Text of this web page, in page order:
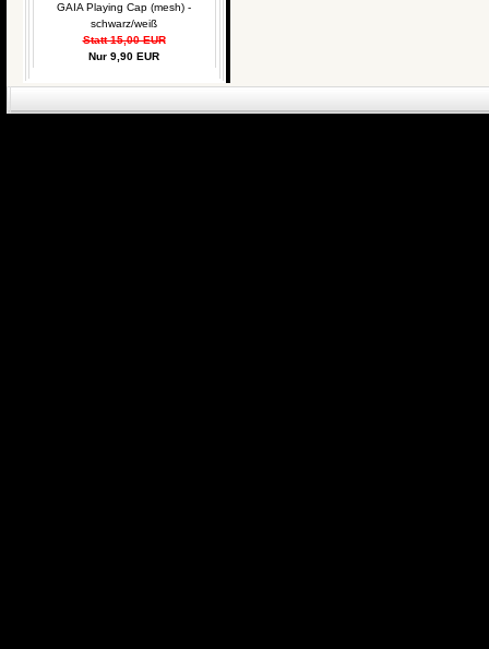
GAIA Playing Cap (mesh) -
schwarz/weiß
Statt 15,00 EUR
Nur 9,90 EUR